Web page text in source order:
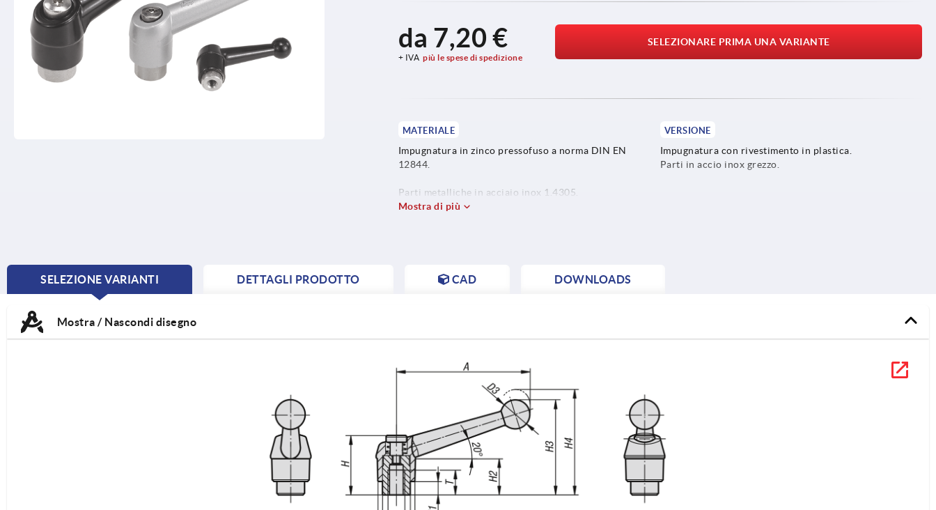
da 7,20 €
+ IVA più le spese di spedizione
SELEZIONARE PRIMA UNA VARIANTE
MATERIALE
Impugnatura in zinco pressofuso a norma DIN EN
12844.
Parti metalliche in acciaio inox 1.4305.
VERSIONE
Impugnatura con rivestimento in plastica.
Parti in accio inox grezzo.
Mostra di più
SELEZIONE VARIANTI
CURRENT
DETTAGLI PRODOTTO CAD DOWNLOADS
Mostra / Nascondi disegno